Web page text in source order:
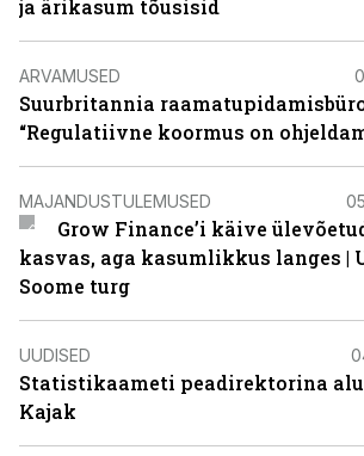
ja ärikasum tõusisid
ARVAMUSED
Suurbritannia
“Regulatiivne koormus on
MAJANDUSTULEMUSED
Grow Finance’i käive
kasvas, aga kasumlikkus langes |
Soome turg
UUDISED
Statistikaameti peadirektorina
Kajak